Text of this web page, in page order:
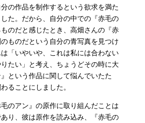
の作品を制作するという欲求を満た
た。だから、自分の中での『赤毛の
のだと感じたとき、高畑さんの『赤
ものだという自分の青写真を見つけ
「いやいや、これは私には合わない
たい」と考え、ちょうどその時に大
という作品に関して悩んでいたた
ることにしました。
のアン』の原作に取り組んだことは
り、彼は原作を読み込み、『赤毛の